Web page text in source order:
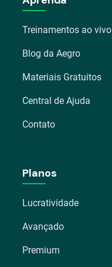
Treinamentos ao vivo
Blog da Aegro
Materiais Gratuitos
Central de Ajuda
Contato
Planos
Lucratividade
Avançado
Premium